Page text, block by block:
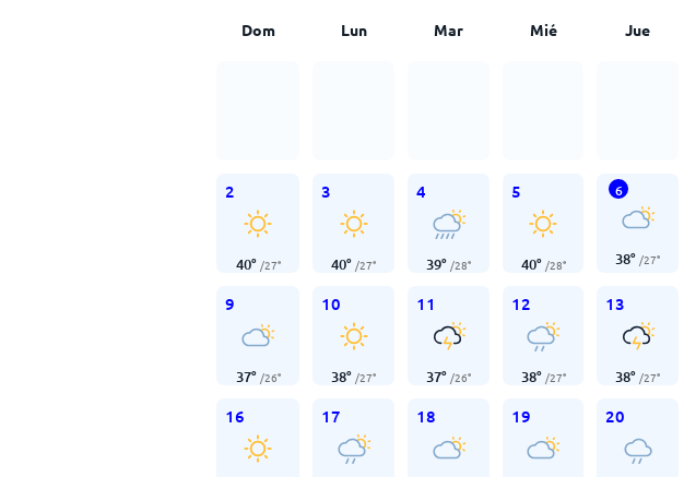
Dom Lun Mar Mié Jue
2
40° /27°
3
40° /27°
4
39° /28°
5
40° /28°
6
38° /27°
9
37° /26°
10
38° /27°
11
37° /26°
12
38° /27°
13
38° /27°
16 17 18 19 20